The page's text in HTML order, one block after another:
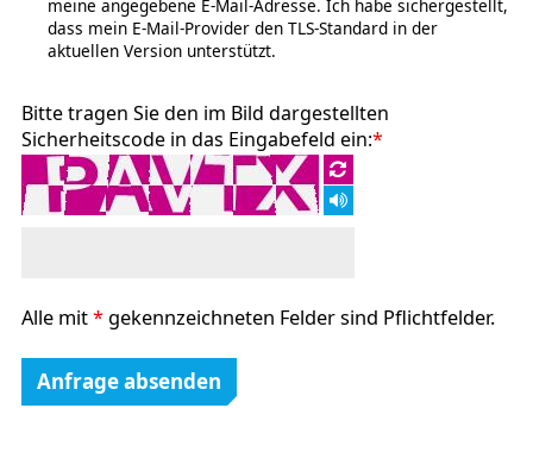
meine angegebene E-Mail-Adresse. Ich habe sichergestellt,
dass mein E-Mail-Provider den TLS-Standard in der
aktuellen Version unterstützt.
Bitte tragen Sie den im Bild dargestellten
Sicherheitscode in das Eingabefeld ein:*
Alle mit*gekennzeichneten Felder sind Pflichtfelder.
Anfrage absenden